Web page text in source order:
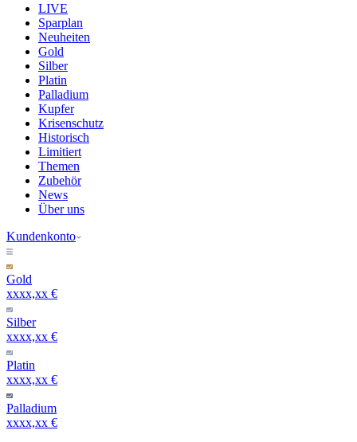
LIVE
Sparplan
Neuheiten
Gold
Silber
Platin
Palladium
Kupfer
Krisenschutz
Historisch
Limitiert
Themen
Zubehör
News
Über uns
Kundenkonto
Gold
xxxx,xx €
Silber
xxxx,xx €
Platin
xxxx,xx €
Palladium
xxxx,xx €